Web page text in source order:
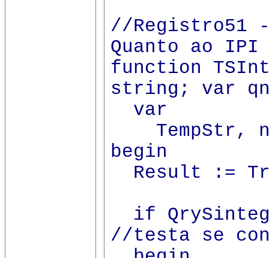
//Registro51
Quanto ao IPI
function
string; var
var
TempStr,
begin
Result :=
if
//testa se